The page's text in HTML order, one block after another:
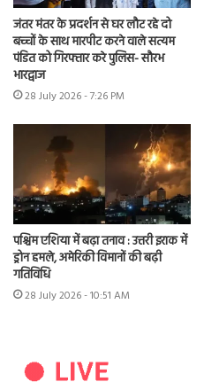
जंतर मंतर के प्रदर्शन से घर लौट रहे दो
बच्चों के साथ मारपीट करने वाले सत्यम
पंडित को गिरफ्तार करे पुलिस- सौरभ
भारद्वाज
28 July 2026 - 7:26 PM
पश्चिम एशिया में बढ़ा तनाव : उत्तरी इराक में
ड्रोन हमले, अमेरिकी विमानों की बढ़ी
गतिविधि
28 July 2026 - 10:51 AM